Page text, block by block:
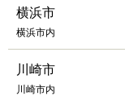
横浜市
横浜市内
川崎市
川崎市内